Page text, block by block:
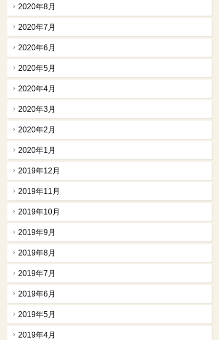
2020年8月
2020年7月
2020年6月
2020年5月
2020年4月
2020年3月
2020年2月
2020年1月
2019年12月
2019年11月
2019年10月
2019年9月
2019年8月
2019年7月
2019年6月
2019年5月
2019年4月